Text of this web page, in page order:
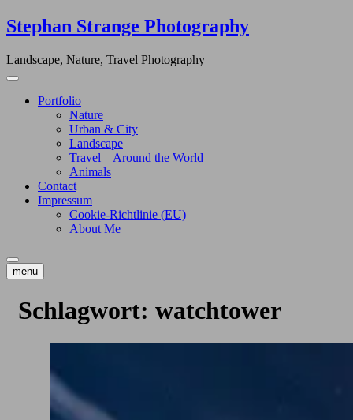
Skip
to
Stephan Strange Photography
Landscape, Nature, Travel Photography
Portfolio
Nature
Urban & City
Landscape
Travel – Around the World
Animals
Contact
Impressum
Cookie-Richtlinie (EU)
About Me
menu
Schlagwort: watchtower